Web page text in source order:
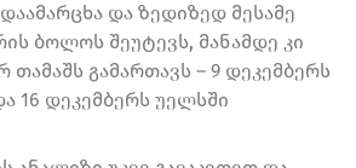
დაამარცხა და ზედიზედ მესამე
ბოლოს შეუტევს, მანამდე კი
გამართავს – 9 დეკემბერს
16 დეკემბერს უელსში